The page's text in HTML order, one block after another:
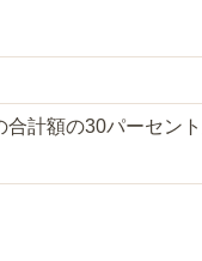
計額の30パーセン